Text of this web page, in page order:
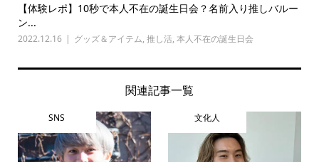
【体験レポ】10秒で本人不在の誕生日会？名前入り推しバルー
ン...
2022.12.16 グッズ＆アイテム, 推し活, 本人不在の誕生日会
関連記事一覧
SNS 文化人